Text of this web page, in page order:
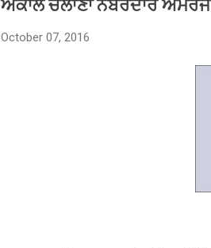
ਅਕਾਲ ਚਲਾਣਾ ਨੰਬਰਦਾਰ
October 07, 2016